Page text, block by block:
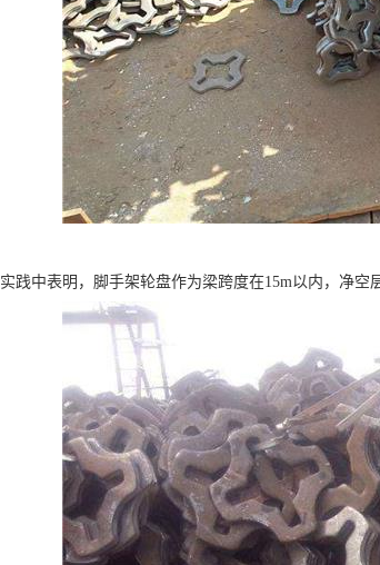
实践中表明，脚手架轮盘作为梁跨度在15m以内，净空